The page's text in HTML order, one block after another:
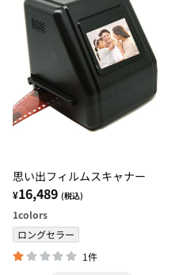
思い出フィルムスキャナー
¥16,489 (税込)
1colors
ロングセラー
1件